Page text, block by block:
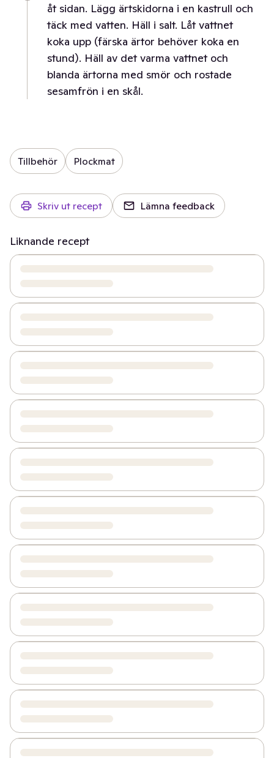
åt sidan. Lägg ärtskidorna i en kastrull och
täck med vatten. Häll i salt. Låt vattnet
koka upp (färska ärtor behöver koka en
stund). Häll av det varma vattnet och
blanda ärtorna med smör och rostade
sesamfrön i en skål.
Tillbehör Plockmat
Skriv ut recept Lämna feedback
Liknande recept